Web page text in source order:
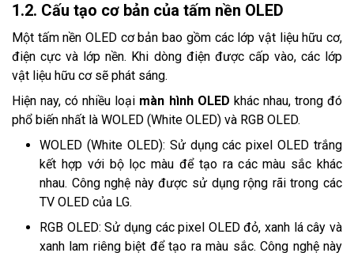
1.2. Cấu tạo cơ bản của tấm nền OLED
Một tấm nền OLED cơ bản bao gồm các lớp vật liệu hữu cơ,
điện cực và lớp nền. Khi dòng điện được cấp vào, các lớp
vật liệu hữu cơ sẽ phát sáng.
Hiện nay, có nhiều loại màn hình OLED khác nhau, trong đó
phổ biến nhất là WOLED (White OLED) và RGB OLED.
WOLED (White OLED): Sử dụng các pixel OLED trắng
kết hợp với bộ lọc màu để tạo ra các màu sắc khác
nhau. Công nghệ này được sử dụng rộng rãi trong các
TV OLED của LG.
RGB OLED: Sử dụng các pixel OLED đỏ, xanh lá cây và
xanh lam riêng biệt để tạo ra màu sắc. Công nghệ này